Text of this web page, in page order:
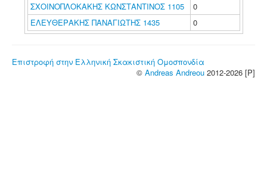
ΣΧΟΙΝΟΠΛΟΚΑΚΗΣ ΚΩΝΣΤΑΝΤΙΝΟΣ 1105
0
ΕΛΕΥΘΕΡΑΚΗΣ ΠΑΝΑΓΙΩΤΗΣ 1435
0
Επιστροφή στην Ελληνική Σκακιστική Ομοσπονδία
© Andreas Andreou 2012-2026 [P]